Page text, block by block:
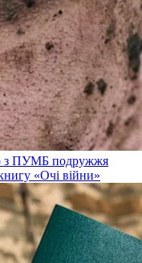
з ПУМБ подружжя
«Очі війни»